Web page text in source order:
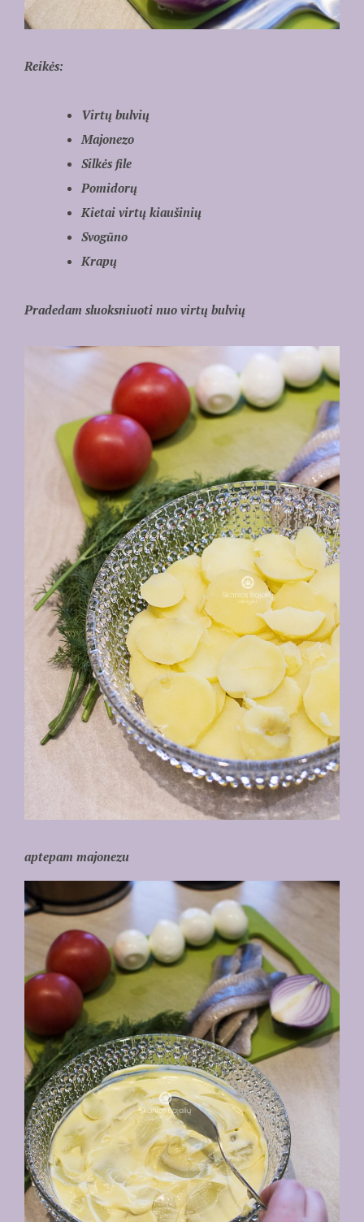
Reikės:
Virtų bulvių
Majonezo
Silkės file
Pomidorų
Kietai virtų kiaušinių
Svogūno
Krapų
Pradedam sluoksniuoti nuo virtų bulvių
aptepam majonezu